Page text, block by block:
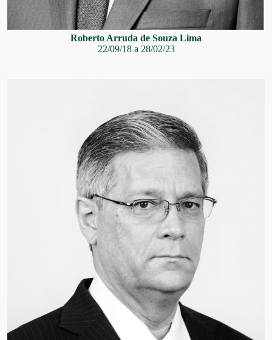
Roberto Arruda de Souza Lima
22/09/18 a 28/02/23